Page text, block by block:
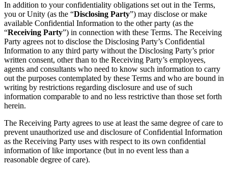
In addition to your confidentiality obligations set out in the Terms,
you or Unity (as the “Disclosing Party”) may disclose or make
available Confidential Information to the other party (as the
“Receiving Party”) in connection with these Terms. The Receiving
Party agrees not to disclose the Disclosing Party’s Confidential
Information to any third party without the Disclosing Party’s prior
written consent, other than to the Receiving Party’s employees,
agents and consultants who need to know such information to carry
out the purposes contemplated by these Terms and who are bound in
writing by restrictions regarding disclosure and use of such
information comparable to and no less restrictive than those set forth
herein.
The Receiving Party agrees to use at least the same degree of care to
prevent unauthorized use and disclosure of Confidential Information
as the Receiving Party uses with respect to its own confidential
information of like importance (but in no event less than a
reasonable degree of care).